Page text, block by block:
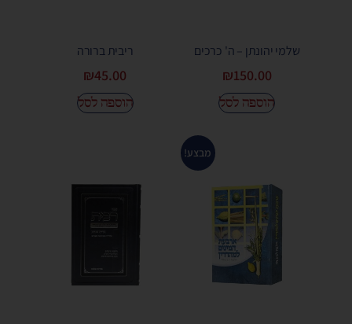
שלמי יהונתן – ה' כרכים
₪150.00
הוספה לסל
ריבית ברורה
₪45.00
הוספה לסל
מבצע!